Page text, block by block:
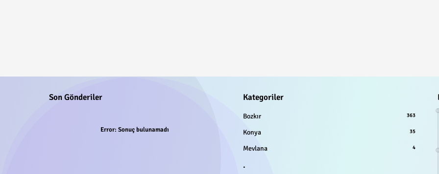
Son Gönderiler
Error: Sonuç bulunamadı
Kategoriler
Bozkır 363
Konya 35
Mevlana 4
.